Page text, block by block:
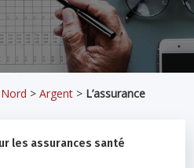
>Argent > L’assurance
les assurances santé